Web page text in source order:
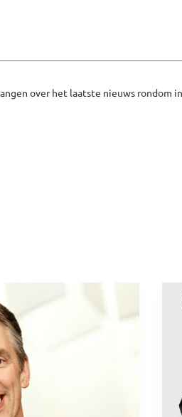
over het laatste nieuws rondom